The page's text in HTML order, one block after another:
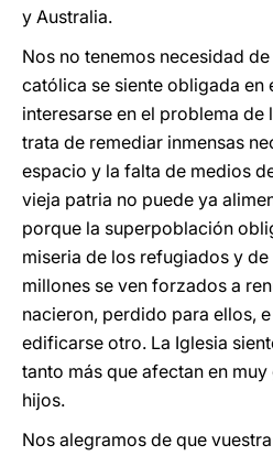
y Australia.
Nos no tenemos necesidad
católica se siente obligada en
interesarse en el problema de
trata de remediar inmensas
espacio y la falta de medios
vieja patria no puede ya
porque la superpoblación
miseria de los refugiados y
millones se ven forzados a
nacieron, perdido para ellos,
edificarse otro. La Iglesia
tanto más que afectan en
hijos.
Nos alegramos de que